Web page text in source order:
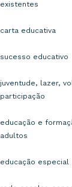
existentes
carta educativa
sucesso educativo
juventude, lazer,
participação
educação e
adultos
educação especial